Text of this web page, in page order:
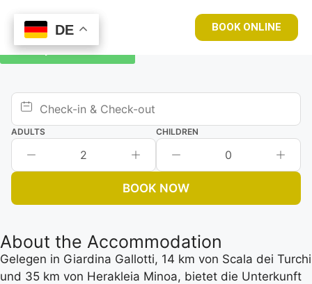
BOOK ONLINE
Book your room now
ADULTS
2
CHILDREN
0
BOOK NOW
About the Accommodation
Gelegen in Giardina Gallotti, 14 km von Scala dei Turchi
und 35 km von Herakleia Minoa, bietet die Unterkunft
DE
DE